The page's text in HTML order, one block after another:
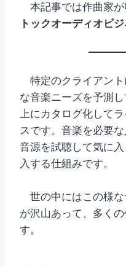
本記事では作曲家が
トックオーディオビ
特定のクライアント
な音楽ニーズを予測
上にカタログ化して
スです。音楽を必要
音源を試聴して気に
入する仕組みです。
世の中にはこの様な
が沢山あって、多く
す。